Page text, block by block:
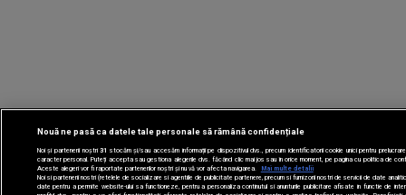
Nouă ne pasă ca datele tale personale să rămână confidențiale
Noi și partenerii noștri31 stocăm și/sau accesăm informații pe dispozitivul dvs., precum identificatorii cookie unici pentru
caracter personal. Puteți accepta sau gestiona alegerile dvs. făcând clic mai jos sau în orice moment, pe pagina cu politica de
Aceste alegeri vor fi raportate partenerilor noștri și nu vă vor afecta navigarea.
Mai multe detalii
Noi si partenerii nostri (retelele de socializare si agentiile de publicitate partenere, precum si furnizorii nostri de servicii de date
date pentru a permite website-ului sa functioneze, pentru a personaliza continutul si anunturile publicitare afisate in functie de